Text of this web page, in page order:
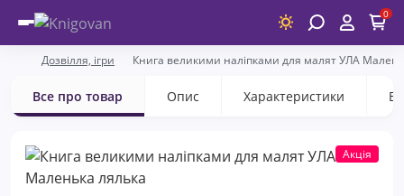
0
Дозвілля, ігри Книга великими наліпками для малят УЛА
Все про товар Опис Характеристики
Акція